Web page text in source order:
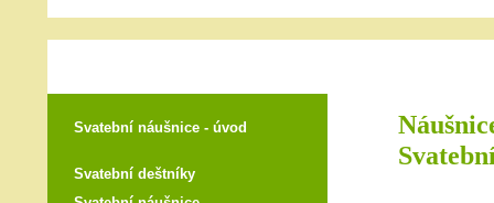
Svatební náušnice - úvod
Svatební deštníky